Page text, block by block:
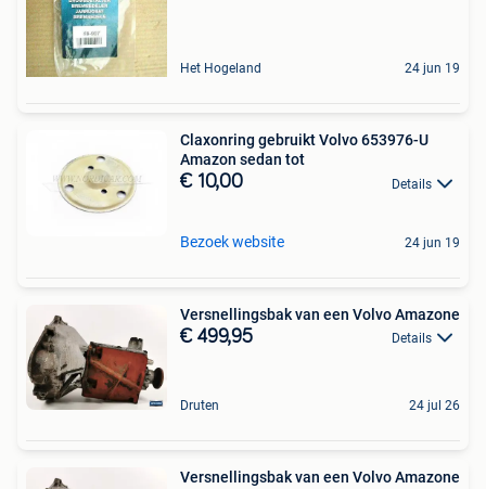
Het Hogeland 24 jun 19
Claxonring gebruikt Volvo 653976-U
Amazon sedan tot
€ 10,00 Details
Bezoek website 24 jun 19
Versnellingsbak van een Volvo Amazone
€ 499,95 Details
Druten 24 jul 26
Versnellingsbak van een Volvo Amazone